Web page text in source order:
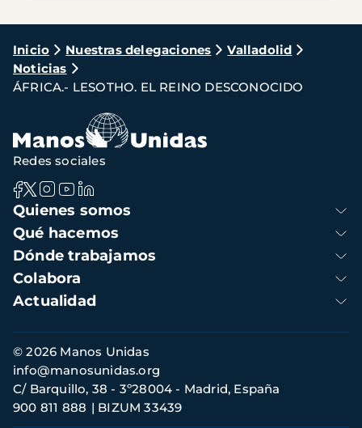
Ruta
de
navegación
Inicio Nuestras delegaciones
Valladolid
Noticias
ÁFRICA.- LESOTHO. EL REINO DESCONOCIDO
Navegación
principal
Quienes somos
Qué hacemos
Dónde trabajamos
Colabora
Actualidad
Redes sociales
Información
de
contacto
© 2026 Manos Unidas
C/ Barquillo, 38 - 3º28004 - Madrid, España
900 811 888
BIZUM 33439
info@manosunidas.org